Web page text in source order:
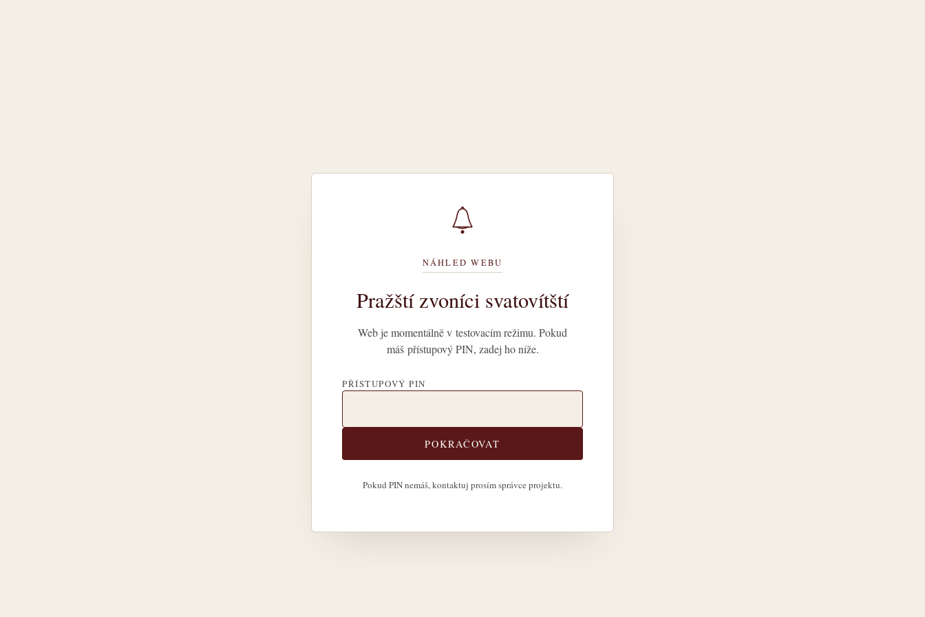
NÁHLED WEBU
Pražští zvoníci svatovítští
Web je momentálně v testovacím režimu. Pokud
máš přístupový PIN, zadej ho níže.
PŘÍSTUPOVÝ PIN
POKRAČOVAT
Pokud PIN nemáš, kontaktuj prosím správce projektu.